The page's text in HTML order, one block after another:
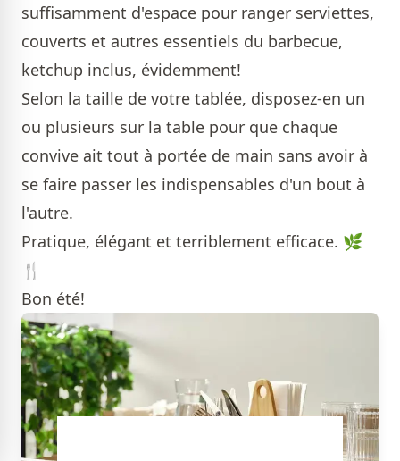
suffisamment d'espace pour ranger serviettes,
couverts et autres essentiels du barbecue,
ketchup inclus, évidemment!
Selon la taille de votre tablée, disposez-en un
ou plusieurs sur la table pour que chaque
convive ait tout à portée de main sans avoir à
se faire passer les indispensables d'un bout à
l'autre.
Pratique, élégant et terriblement efficace. 🌿
🍴
Bon été!